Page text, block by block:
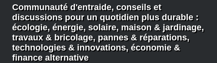
Communauté d'entraide, conseils et
discussions pour un quotidien plus durable :
écologie, énergie, solaire, maison & jardinage,
travaux & bricolage, pannes & réparations,
technologies & innovations, économie &
finance alternative